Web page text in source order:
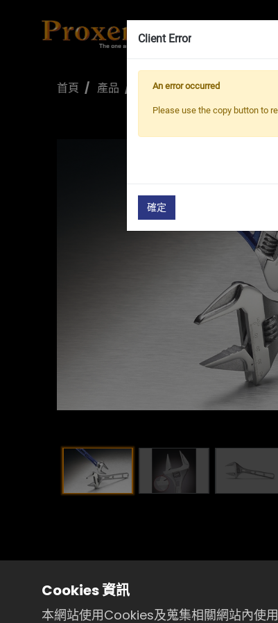
首頁 產品 活動扳手 Lightweight
Cookies 資訊
本網站使用Cookies及蒐集相關網站內使
Client Error
An error occurred
Please use the copy button to
確定